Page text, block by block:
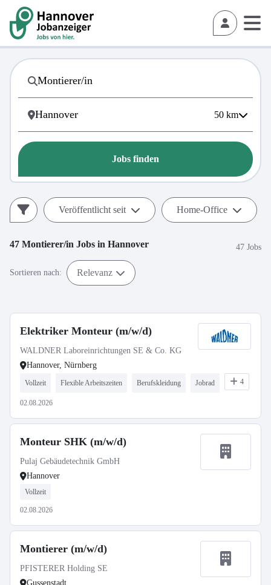
50 km
Jobs finden
Veröffentlicht seit Home-Office
47 Montierer/in Jobs in Hannover 47 Jobs
Sortieren nach: Relevanz
Elektriker Monteur (m/w/d)
WALDNER Laboreinrichtungen SE & Co. KG
Hannover, Nürnberg
Vollzeit Flexible Arbeitszeiten Berufskleidung Jobrad 4
02.08.2026
Monteur SHK (m/w/d)
Pulaj Gebäudetechnik GmbH
Hannover
Vollzeit
02.08.2026
Montierer (m/w/d)
PFISTERER Holding SE
Gussenstadt